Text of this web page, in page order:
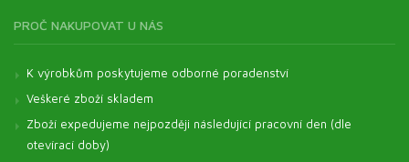
PROČ NAKUPOVAT U NÁS
K výrobkům poskytujeme odborné poradenství
Veškeré zboží skladem
Zboží expedujeme nejpozději následující pracovní den (dle
otevírací doby)